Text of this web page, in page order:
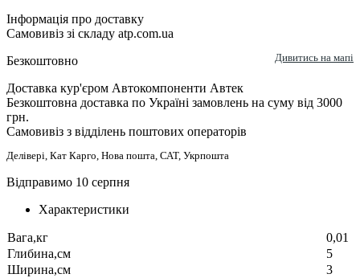
Інформація про доставку
Самовивіз зі складу atp.com.ua
Безкоштовно
Дивитись на мапі
Доставка кур'єром Автокомпоненти Автек
Безкоштовна доставка по Україні замовлень на суму від 3000
грн.
Самовивіз з відділень поштових операторів
Делівері, Кат Карго, Нова пошта, САТ, Укрпошта
Відправимо 10 серпня
Характеристики
Вага,кг
0,01
Глибина,см
5
Ширина,см
3